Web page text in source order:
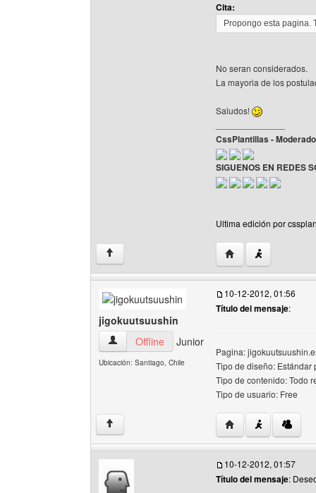
Cita:
Propongo esta pagina.
No seran considerados.
La mayoria de los
Saludos!
CssPlantillas -
SIGUENOS EN REDES
Ultima edición por
↑ Visitar sitio web del
jigokuutsuushin
jigokuutsuushin Ver perfil del usuario
Offline Junior
Ubicación: Santiago, Chile
10-12-2012, 01:56
Título del mensaje:
Pagina:
Tipo de diseño: Estándar
Tipo de contenido: Todo
Tipo de usuario: Free
↑ Visitar sitio web del
10-12-2012, 01:57
Título del mensaje: